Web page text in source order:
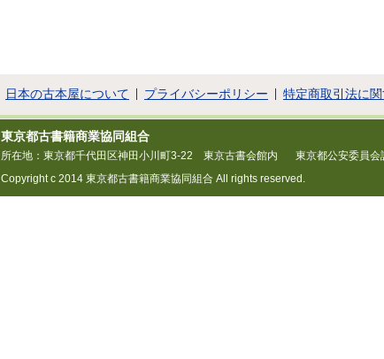
日本の古本屋について プライバシーポリシー 特定商取引法に
東京都古書籍商業協同組合
所在地：東京都千代田区神田小川町3-22 東京古書会館内
東京都公安委員
Copyright c 2014 東京都古書籍商業協同組合 All rights reserved.